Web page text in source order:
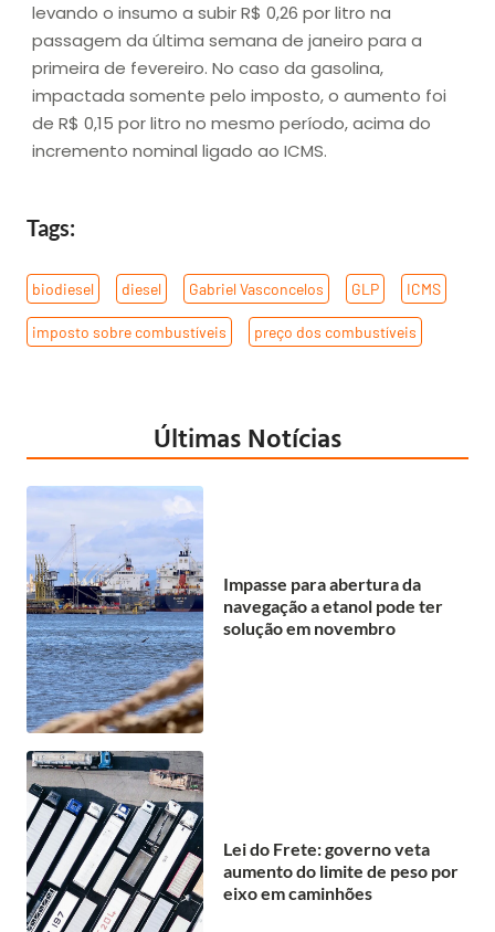
levando o insumo a subir R$ 0,26 por litro na
passagem da última semana de janeiro para a
primeira de fevereiro. No caso da gasolina,
impactada somente pelo imposto, o aumento foi
de R$ 0,15 por litro no mesmo período, acima do
incremento nominal ligado ao ICMS.
Tags:
biodiesel diesel Gabriel Vasconcelos GLP ICMS
imposto sobre combustíveis preço dos combustíveis
Últimas Notícias
Impasse para abertura da
navegação a etanol pode ter
solução em novembro
Lei do Frete: governo veta
aumento do limite de peso por
eixo em caminhões